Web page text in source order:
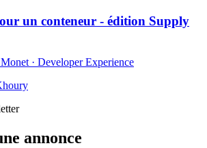
un conteneur - édition Supply
Monet · Developer Experience
annonce